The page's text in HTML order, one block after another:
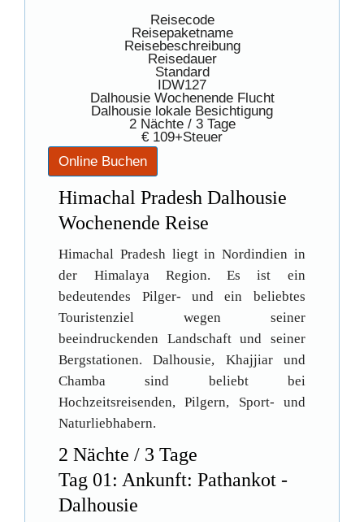
Reisecode
Reisepaketname
Reisebeschreibung
Reisedauer
Standard
IDW127
Dalhousie Wochenende Flucht
Dalhousie lokale Besichtigung
2 Nächte / 3 Tage
€ 109+Steuer
Himachal Pradesh Dalhousie
Wochenende Reise
Himachal Pradesh liegt in Nordindien in
der Himalaya Region. Es ist ein
bedeutendes Pilger- und ein beliebtes
Touristenziel wegen seiner
beeindruckenden Landschaft und seiner
Bergstationen. Dalhousie, Khajjiar und
Chamba sind beliebt bei
Hochzeitsreisenden, Pilgern, Sport- und
Naturliebhabern.
2 Nächte / 3 Tage
Tag 01: Ankunft: Pathankot -
Dalhousie